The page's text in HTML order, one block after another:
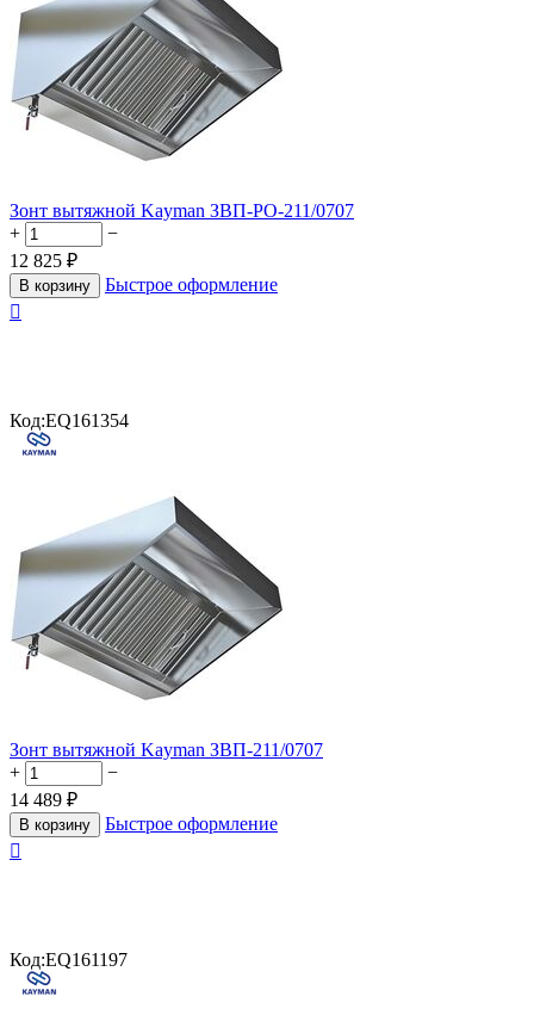
Зонт вытяжной Kayman ЗВП-РО-211/0707
+
−
12 825 ₽
В корзину
Быстрое оформление

Код:EQ161354
Зонт вытяжной Kayman ЗВП-211/0707
+
−
14 489 ₽
В корзину
Быстрое оформление

Код:EQ161197